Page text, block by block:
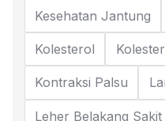
Kesehatan Jantung
Kolesterol
Kontraksi Palsu
Leher Belakang Sakit